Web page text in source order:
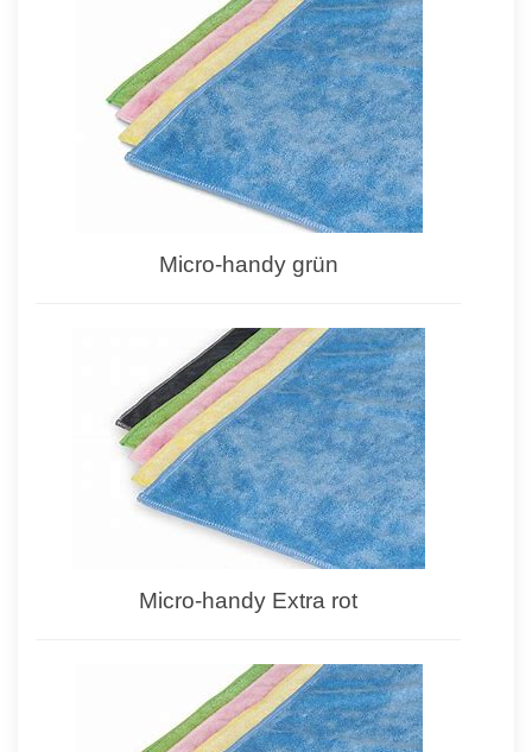
Micro-handy grün
Micro-handy Extra rot